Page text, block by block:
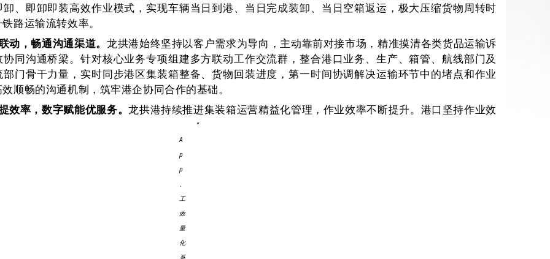
、即卸即装高效作业模式，实现车辆当日到港、当日完成装卸、当日空箱返运，极大压缩货物周转时
路运输流转效率。
动，畅通沟通渠道。 龙拱港始终坚持以客户需求为导向，主动靠前对接市场，精准摸清各类货品运输诉
同沟通桥梁。针对核心业务专项组建多方联动工作交流群，整合港口业务、生产、箱管、航线部门及
门骨干力量，实时同步港区集装箱整备、货物回装进度，第一时间协调解决运输环节中的堵点和作业
顺畅的沟通机制，筑牢港企协同合作的基础。
效率，数字赋能优服务。龙拱港持续推进集装箱运营精益化管理，作业效率不断提升。港口坚持作业效
”
A
p
p
、
工
效
量
化
系